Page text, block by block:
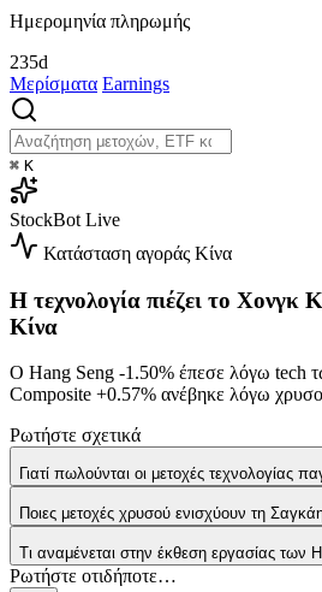
Ημερομηνία πληρωμής
235d
Μερίσματα Earnings
⌘ K
StockBot Live
Κατάσταση αγοράς Κίνα
Η τεχνολογία πιέζει το Χονγκ
Κίνα
Ο Hang Seng -1.50% έπεσε λόγω tech
Composite +0.57% ανέβηκε λόγω
Ρωτήστε σχετικά
Γιατί πωλούνται οι μετοχές τεχνολογίας
Ποιες μετοχές χρυσού ενισχύουν τη
Τι αναμένεται στην έκθεση εργασίας